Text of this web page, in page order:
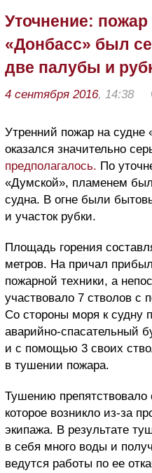
Уточнение: пожар
«Донбасс» был
две палубы и
4 сентября 2016, 14:38
Утренний пожар на
оказался значительно
предполагалось. По
«Думской», пламенем
судна. В огне были
и участок рубки.
Площадь горения
метров. На причал
пожарной техники, а
участвовало 7 стволов с
Со стороны моря к судну
аварийно-спасательный
и с помощью 3 своих
в тушении пожара.
Тушению
которое возникло из-за
экипажа. В результате
в себя много воды и
ведутся работы по ее